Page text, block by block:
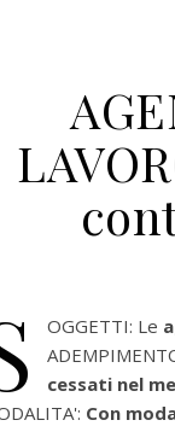
OGGETTI: Le
cessati nel
Con